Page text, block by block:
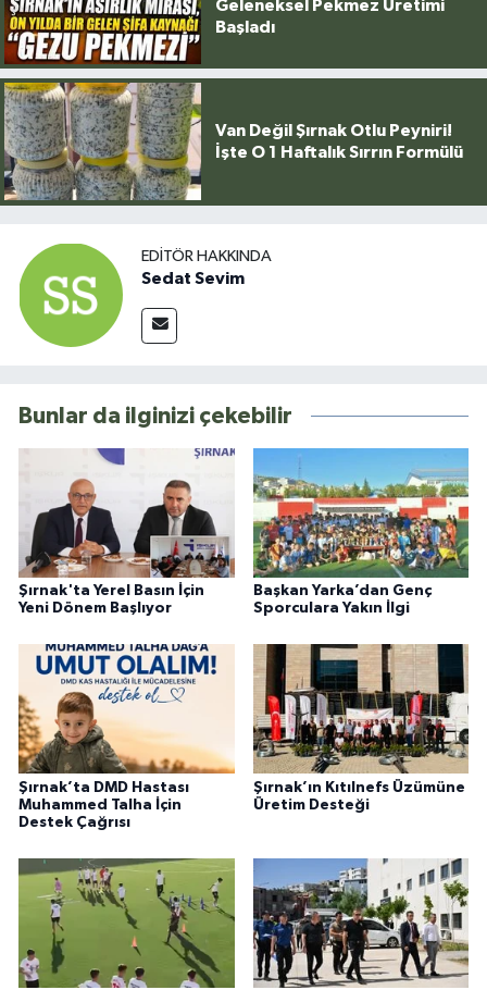
Geleneksel Pekmez Üretimi
Başladı
Van Değil Şırnak Otlu Peyniri!
İşte O 1 Haftalık Sırrın Formülü
EDITÖR HAKKINDA
Sedat Sevim
Bunlar da ilginizi çekebilir
Şırnak'ta Yerel Basın İçin
Yeni Dönem Başlıyor
Başkan Yarka’dan Genç
Sporculara Yakın İlgi
Şırnak’ta DMD Hastası
Muhammed Talha İçin
Destek Çağrısı
Şırnak’ın Kıtılnefs Üzümüne
Üretim Desteği